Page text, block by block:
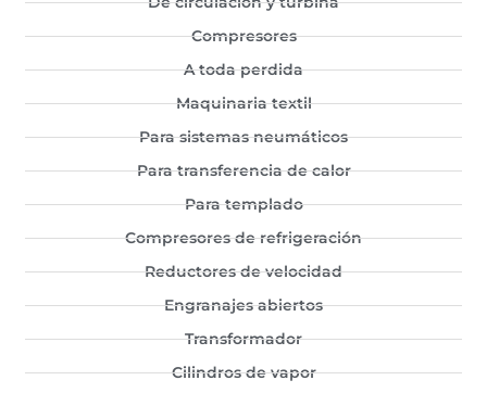
Compresores
A toda perdida
Maquinaria textil
Para sistemas neumáticos
Para transferencia de calor
Para templado
Compresores de refrigeración
Reductores de velocidad
Engranajes abiertos
Transformador
Cilindros de vapor